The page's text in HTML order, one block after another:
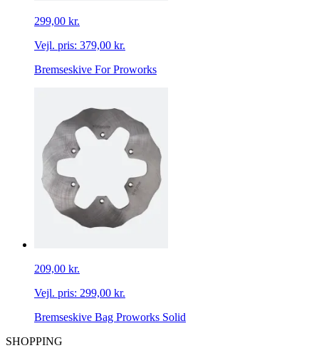
299,00 kr.
Vejl. pris: 379,00 kr.
Bremseskive For Proworks
209,00 kr.
Vejl. pris: 299,00 kr.
Bremseskive Bag Proworks Solid
SHOPPING